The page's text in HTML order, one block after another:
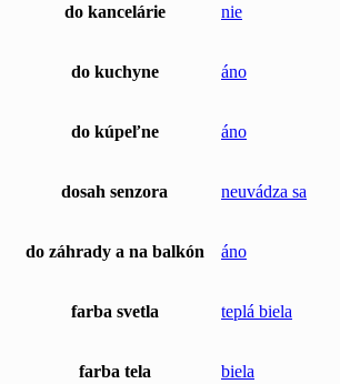
do kancelárie nie
do kuchyne áno
do kúpeľne áno
dosah senzora neuvádza sa
do záhrady a na balkón áno
farba svetla teplá biela
farba tela biela